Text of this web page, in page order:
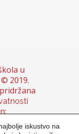
u
2019.
&
iskustvo na